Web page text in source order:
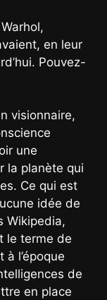
en leur
Pouvez-
visionnaire,
une
la planète qui
Ce qui est
idée de
Wikipedia,
le terme de
l’époque
de
en place